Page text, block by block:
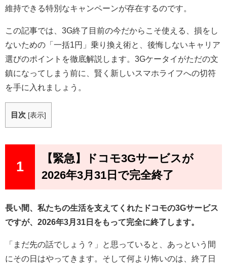
維持できる特別なキャンペーンが存在するのです。
この記事では、3G終了目前の今だからこそ使える、損をし
ないための「一括1円」乗り換え術と、後悔しないキャリア
選びのポイントを徹底解説します。3Gケータイがただの文
鎮になってしまう前に、賢く新しいスマホライフへの切符
を手に入れましょう。
目次 [表示]
1
【緊急】ドコモ3Gサービスが
2026年3月31日で完全終了
長い間、私たちの生活を支えてくれたドコモの3Gサービス
ですが、2026年3月31日をもって完全に終了します。
「まだ先の話でしょう？」と思っていると、あっという間
にその日はやってきます。そして何より怖いのは、終了日